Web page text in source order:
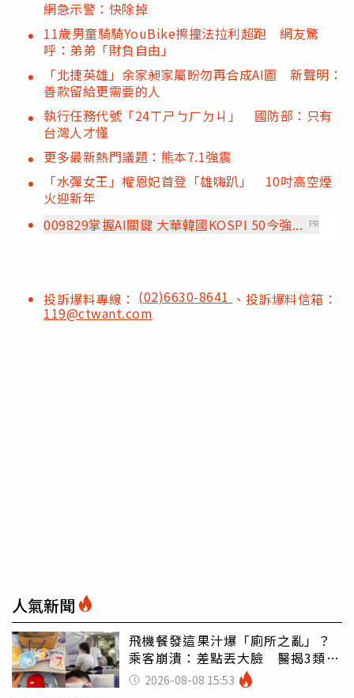
網急示警：快除掉
11歲男童騎騎YouBike擦撞法拉利超跑 網友驚
呼：弟弟「財負自由」
「北捷英雄」余家昶家屬盼勿再合成AI圖 新聲明：
善款留給更需要的人
執行任務代號「24ㄒㄕㄅㄏㄉㄐ」 國防部：只有
台灣人才懂
更多最新熱門議題：熊本7.1強震
「水彈女王」權恩妃首登「雄嗨趴」 10吋高空煙
火迎新年
009829掌握AI關鍵 大華韓國KOSPI 50今強...
PR
投訴爆料專線： (02)6630-8641 、投訴爆料信箱：
119@ctwant.com
人氣新聞
飛機餐發這果汁爆「廁所之亂」？
乘客崩潰：差點丟大臉 醫揭3類人
別亂喝
2026-08-08 15:53